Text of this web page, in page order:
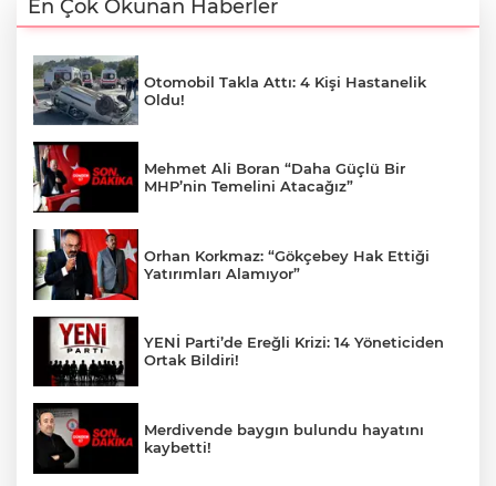
En Çok Okunan Haberler
Otomobil Takla Attı: 4 Kişi Hastanelik
Oldu!
Mehmet Ali Boran “Daha Güçlü Bir
MHP’nin Temelini Atacağız”
Orhan Korkmaz: “Gökçebey Hak Ettiği
Yatırımları Alamıyor”
YENİ Parti’de Ereğli Krizi: 14 Yöneticiden
Ortak Bildiri!
Merdivende baygın bulundu hayatını
kaybetti!